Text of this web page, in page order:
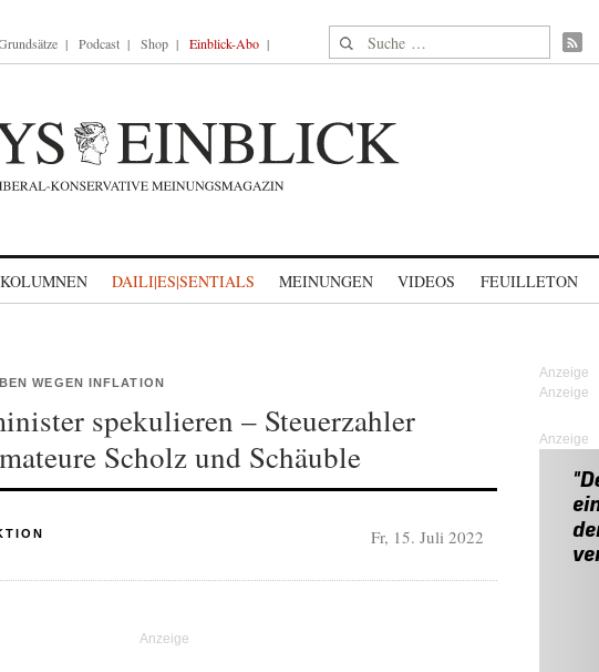
Podcast Shop Einblick-Abo Suche nach:
KOLUMNEN DAILI|ES|SENTIALS MEINUNGEN VIDEOS FEUILLETON
WEGEN INFLATION
spekulieren – Steuerzahler
Scholz und Schäuble
Fr, 15. Juli 2022
Anzeige